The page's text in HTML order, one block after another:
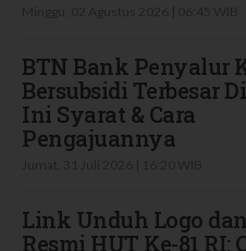
BTN Bank Penyalur
Bersubsidi Terbesar
Ini Syarat & Cara
Pengajuannya
Link Unduh Logo
Resmi HUT Ke-81 RI: